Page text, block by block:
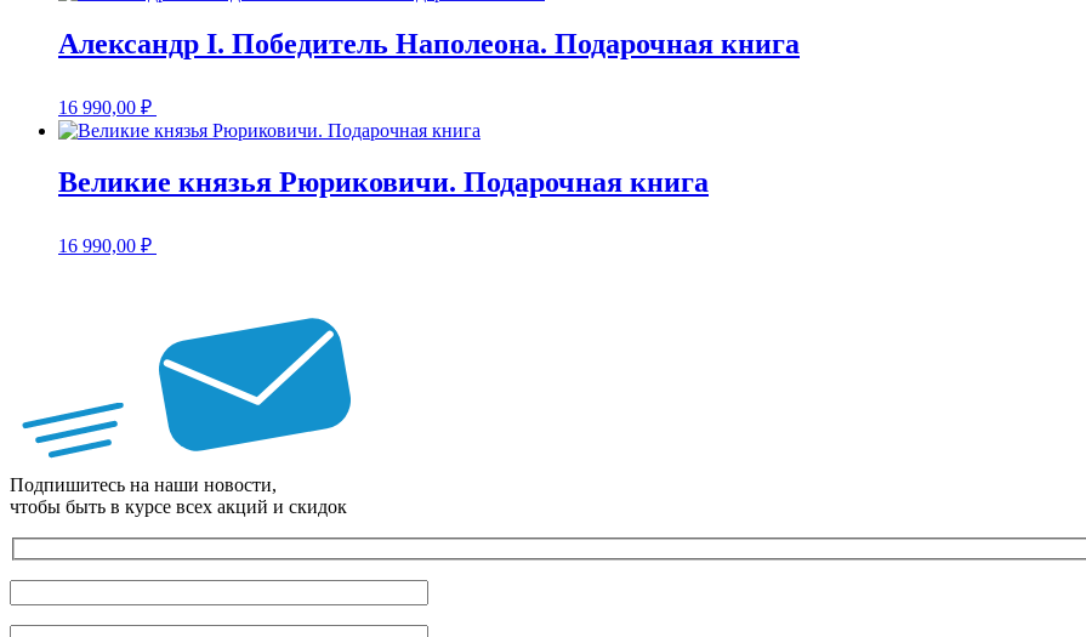
Александр I. Победитель Наполеона. Подарочная книга
16 990,00 ₽
Великие князья Рюриковичи. Подарочная книга
16 990,00 ₽
Подпишитесь на наши новости,
чтобы быть в курсе всех акций и скидок